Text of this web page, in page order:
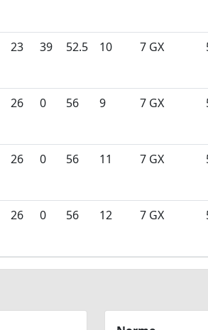
23 39 52.5 10 7 GX
26 0 56 9 7 GX
26 0 56 11 7 GX
26 0 56 12 7 GX